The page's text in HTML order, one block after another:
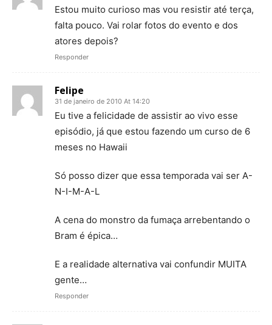
Estou muito curioso mas vou resistir até terça,
falta pouco. Vai rolar fotos do evento e dos
atores depois?
Responder
Felipe
31 de janeiro de 2010 At 14:20
Eu tive a felicidade de assistir ao vivo esse
episódio, já que estou fazendo um curso de 6
meses no Hawaii
Só posso dizer que essa temporada vai ser A-
N-I-M-A-L
A cena do monstro da fumaça arrebentando o
Bram é épica…
E a realidade alternativa vai confundir MUITA
gente…
Responder